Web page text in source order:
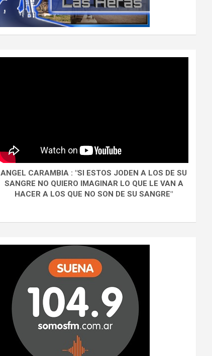
ANGEL CARAMBIA : "SI ESTOS JODEN A LOS DE SU
SANGRE NO QUIERO IMAGINAR LO QUE LE VAN A
HACER A LOS QUE NO SON DE SU SANGRE"